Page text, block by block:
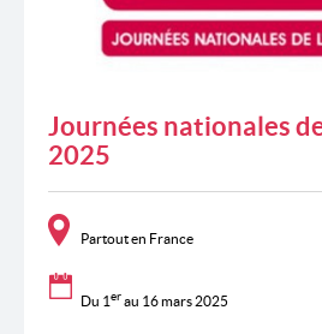
Journées nationales
2025
Partout en France
Du 1erau 16 mars 2025